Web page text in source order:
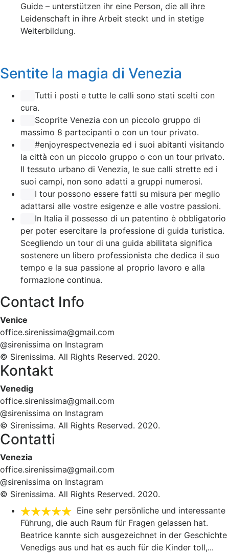
Guide – unterstützen ihr eine Person, die all ihre
Leidenschaft in ihre Arbeit steckt und in stetige
Weiterbildung.
Sentite la magia di Venezia
Tutti i posti e tutte le calli sono stati scelti con
cura.
Scoprite Venezia con un piccolo gruppo di
massimo 8 partecipanti o con un tour privato.
#enjoyrespectvenezia ed i suoi abitanti visitando
la città con un piccolo gruppo o con un tour privato.
Il tessuto urbano di Venezia, le sue calli strette ed i
suoi campi, non sono adatti a gruppi numerosi.
I tour possono essere fatti su misura per meglio
adattarsi alle vostre esigenze e alle vostre passioni.
In Italia il possesso di un patentino è obbligatorio
per poter esercitare la professione di guida turistica.
Scegliendo un tour di una guida abilitata significa
sostenere un libero professionista che dedica il suo
tempo e la sua passione al proprio lavoro e alla
formazione continua.
Contact Info
Venice
office.sirenissima@gmail.com
@sirenissima on Instagram
© Sirenissima. All Rights Reserved. 2020.
Kontakt
Venedig
office.sirenissima@gmail.com
@sirenissima on Instagram
© Sirenissima. All Rights Reserved. 2020.
Contatti
Venezia
office.sirenissima@gmail.com
@sirenissima on Instagram
© Sirenissima. All Rights Reserved. 2020.
Eine sehr persönliche und interessante
Führung, die auch Raum für Fragen gelassen hat.
Beatrice kannte sich ausgezeichnet in der Geschichte
Venedigs aus und hat es auch für die Kinder toll,...